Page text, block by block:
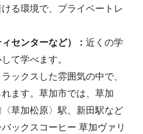
る環境で、プライベートレ
センターなど）： 近くの学
て学べます。
ラックスした雰囲気の中で、
ます。草加市では、草加
草加松原〉駅、新田駅など
ックスコーヒー 草加ヴァリ